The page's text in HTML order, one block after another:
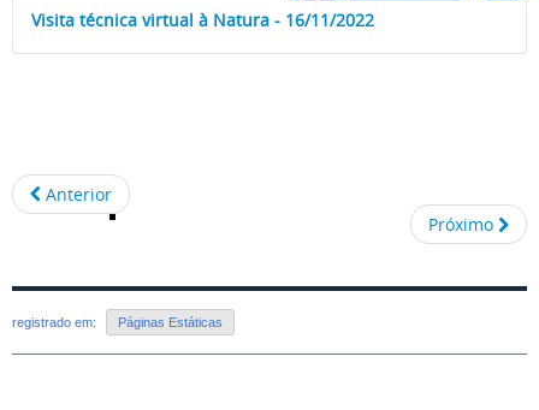
Visita técnica virtual à Natura - 16/11/2022
Anterior
Próximo
registrado em: Páginas Estáticas